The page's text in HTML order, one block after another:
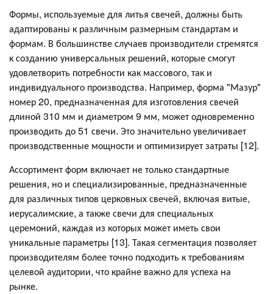
Формы, используемые для литья свечей, должны быть
адаптированы к различным размерным стандартам и
формам. В большинстве случаев производители стремятся
к созданию универсальных решений, которые смогут
удовлетворить потребности как массового, так и
индивидуального производства. Например, форма "Мазур"
номер 20, предназначенная для изготовления свечей
длиной 310 мм и диаметром 9 мм, может одновременно
производить до 51 свечи. Это значительно увеличивает
производственные мощности и оптимизирует затраты [12].
Ассортимент форм включает не только стандартные
решения, но и специализированные, предназначенные
для различных типов церковных свечей, включая витые,
иерусалимские, а также свечи для специальных
церемоний, каждая из которых может иметь свои
уникальные параметры [13]. Такая сегментация позволяет
производителям более точно подходить к требованиям
целевой аудитории, что крайне важно для успеха на
рынке.